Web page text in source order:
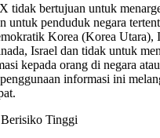
tidak bertujuan untuk
untuk penduduk negara
Korea (Korea Utara),
Israel dan tidak untuk
kepada orang di negara
informasi ini
Tinggi